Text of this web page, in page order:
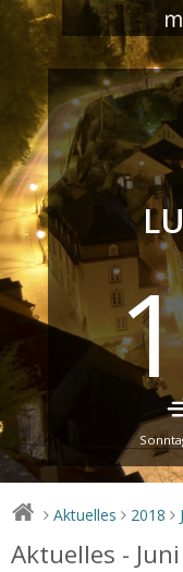
> Aktuelles > 2018 >
Aktuelles -